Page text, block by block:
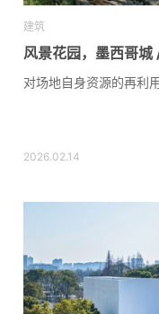
建筑
风景花园，墨西哥
对场地自身资源的再利
2026.02.14